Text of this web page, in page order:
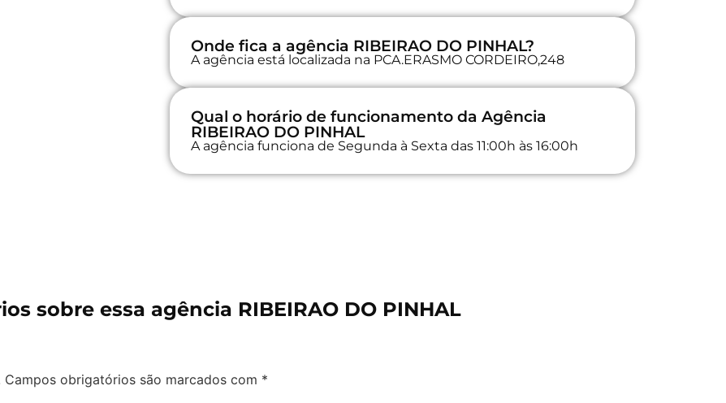
Onde fica a agência RIBEIRAO DO PINHAL?
A agência está localizada na PCA.ERASMO CORDEIRO,248
Qual o horário de funcionamento da Agência
RIBEIRAO DO PINHAL
A agência funciona de Segunda à Sexta das 11:00h às 16:00h
sobre essa agência RIBEIRAO DO PINHAL
Campos obrigatórios são marcados com *